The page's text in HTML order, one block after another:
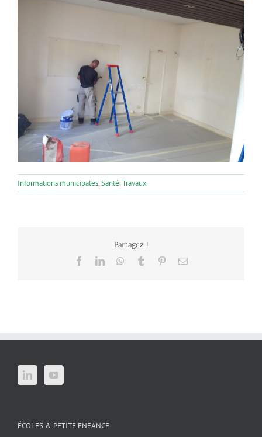
Informations municipales,Santé,Travaux
Partagez !
FacebookLinkedInWhatsApp
Tumblr PinterestEmail
ÉCOLES & PETITE ENFANCE